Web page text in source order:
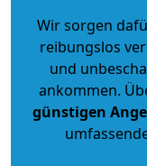
Wir sorgen
reibungslos
und
ankommen.
günstigen